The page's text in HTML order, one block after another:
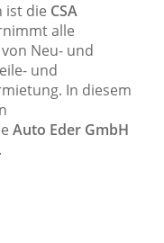
ist die CSA
alle
Neu- und
und
In diesem
Auto Eder GmbH